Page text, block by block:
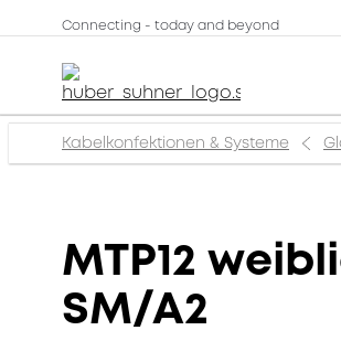
Connecting - today and beyond
Kabelkonfektionen & Systeme
MTP12
SM/A2